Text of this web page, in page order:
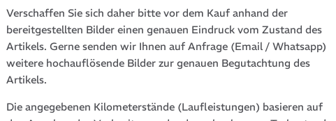
Verschaffen Sie sich daher bitte vor dem Kauf anhand der
bereitgestellten Bilder einen genauen Eindruck vom Zustand des
Artikels. Gerne senden wir Ihnen auf Anfrage (Email / Whatsapp)
weitere hochauflösende Bilder zur genauen Begutachtung des
Artikels.
Die angegebenen Kilometerstände (Laufleistungen) basieren auf